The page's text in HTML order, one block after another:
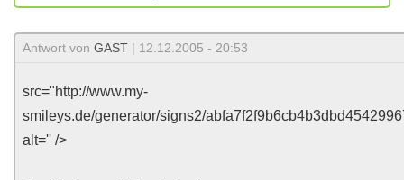
Antwort von GAST | 12.12.2005 - 20:53
src="http://www.my-
smileys.de/generator/signs2/
alt='' />